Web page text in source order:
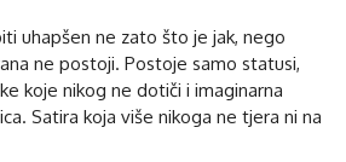
uhapšen ne zato što je jak, nego
ne postoji. Postoje samo statusi,
koje nikog ne dotiči i imaginarna
Satira koja više nikoga ne tjera ni na